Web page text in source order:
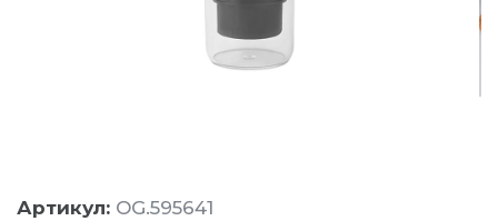
Артикул: OG.595641